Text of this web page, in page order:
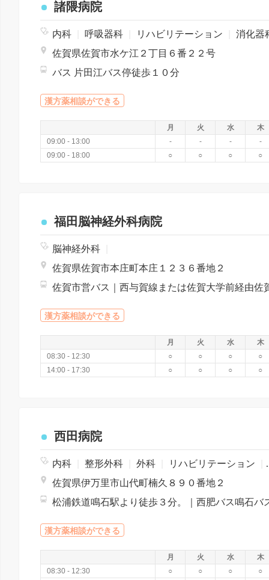
諸隈病院
内科 呼吸器科 リハビリテーション
消化器
佐賀県佐賀市水ケ江２丁目６番２２号
バス 片田江バス停徒歩１０分
漢方薬相談ができる
月 火 水
木
09:00 - 13:00
- - -
-
09:00 - 18:00
○ ○ ○ ○
福田脳神経外科病院
脳神経外科
佐賀県佐賀市本庄町本庄１２３６番地２
漢方薬相談ができる
月 火 水
木
08:30 - 12:30
○ ○ ○
○
14:00 - 17:30
○ ○ ○ ○
西田病院
内科 整形外科 外科 リハビリテーション
佐賀県伊万里市山代町楠久８９０番地２
漢方薬相談ができる
月 火 水
木
08:30 - 12:30
○ ○ ○
○